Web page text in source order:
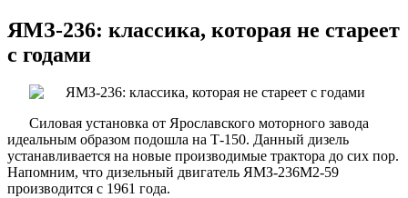
ЯМЗ-236: классика, которая не стареет
с годами
Силовая установка от Ярославского моторного завода
идеальным образом подошла на Т-150. Данный дизель
устанавливается на новые производимые трактора до сих пор.
Напомним, что дизельный двигатель ЯМЗ-236М2-59
производится с 1961 года.